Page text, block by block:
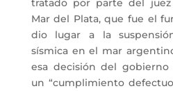
tratado por parte del
Mar del Plata, que fue el
dio lugar a la
sísmica en el mar
esa decisión del gobierno
un “cumplimiento